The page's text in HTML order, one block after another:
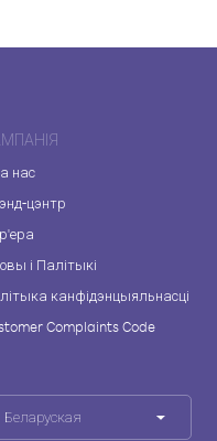
нас
цэнтр
і Палітыкі
канфідэнцыяльнасці
Complaints Code
Беларуская